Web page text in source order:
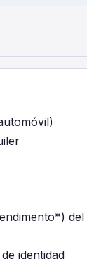
del
identidad